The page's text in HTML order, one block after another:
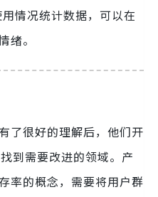
情况统计数据，可以在
绪。
了很好的理解后，他们开
到需要改进的领域。产
率的概念，需要将用户群